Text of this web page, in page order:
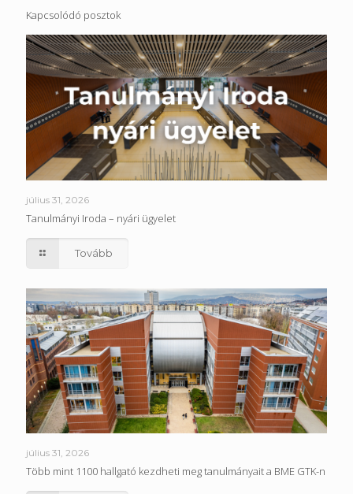
Kapcsolódó posztok
július 31, 2026
Tanulmányi Iroda – nyári ügyelet
Tovább
július 31, 2026
Több mint 1100 hallgató kezdheti meg tanulmányait a BME GTK-n